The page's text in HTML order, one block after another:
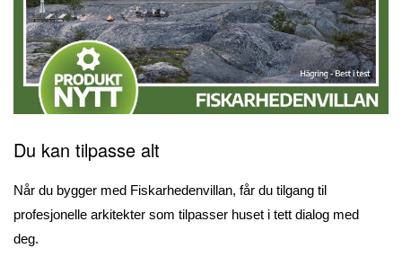
Du kan tilpasse alt
Når du bygger med Fiskarhedenvillan, får du tilgang til
profesjonelle arkitekter som tilpasser huset i tett dialog med
deg.